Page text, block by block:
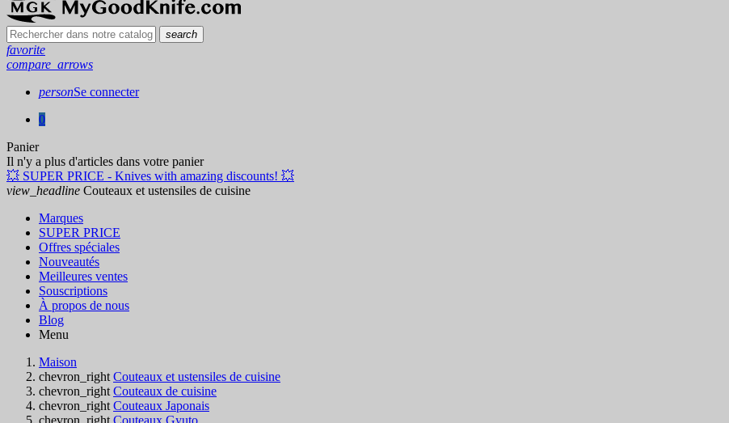
search
favorite
compare_arrows
personSe connecter
0
Panier
Il n'y a plus d'articles dans votre panier
💥 SUPER PRICE - Knives with amazing discounts! 💥
view_headline Couteaux et ustensiles de cuisine
Marques
SUPER PRICE
Offres spéciales
Nouveautés
Meilleures ventes
Souscriptions
À propos de nous
Blog
Menu
Maison
chevron_right Couteaux et ustensiles de cuisine
chevron_right Couteaux de cuisine
chevron_right Couteaux Japonais
chevron_right Couteaux Gyuto